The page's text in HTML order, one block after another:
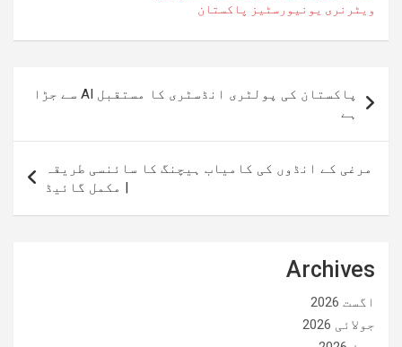
ویٹرنری یونیورسٹیز پاکستان
کی
نیویگیشن
پاکستان کی پولٹری انڈسٹری کا مستقبل AI سے جڑا
ہے
مرغی کے انڈوں کی کامیاب ہیچنگ کا سائنسی طریقہ
| مکمل گائیڈ
Archives
اگست 2026
جولائی 2026